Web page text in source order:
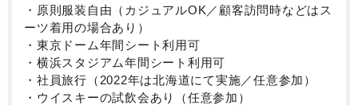
・原則服装自由（カジュアルOK／顧客訪問時などはス
ーツ着用の場合あり）
・東京ドーム年間シート利用可
・横浜スタジアム年間シート利用可
・社員旅行（2022年は北海道にて実施／任意参加）
・ウイスキーの試飲会あり（任意参加）